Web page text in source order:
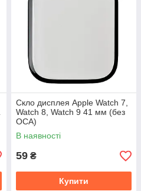
Скло дисплея Apple Watch 7,
Watch 8, Watch 9 41 мм (без
OCA)
В наявності
59 ₴
Купити